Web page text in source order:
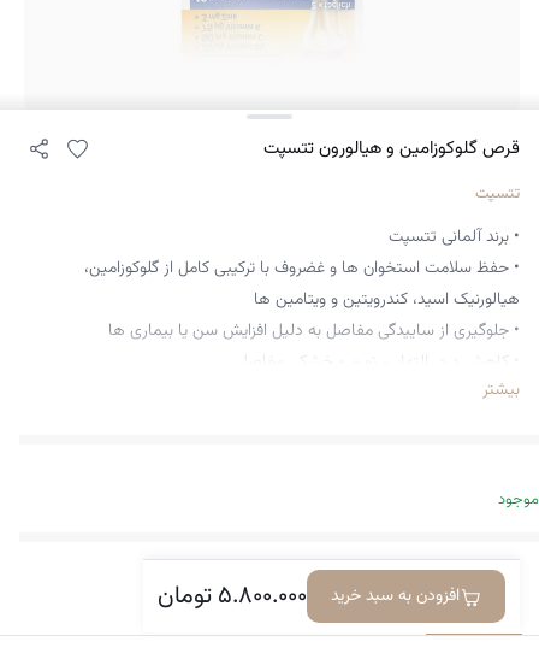
قرص گلوکوزامین و هیالورون تتسپت
تتسپت
• برند آلمانی تتسپت
• حفظ سلامت استخوان ها و غضروف با ترکیبی کامل از گلوکوزامین،
هیالورنیک اسید، کندرویتین و ویتامین ها
• جلوگیری از ساییدگی مفاصل به دلیل افزایش سن یا بیماری ها
• کاهش درد، التهاب، تورم و خشکی مفاصل
• افزایش مایع میان مفصلی
• تعداد 40 تایی
بیشتر
موجود
۵.۸۰۰.۰۰۰تومان افزودن به سبد خریدمعرفی کالا دیدگاه‌ها